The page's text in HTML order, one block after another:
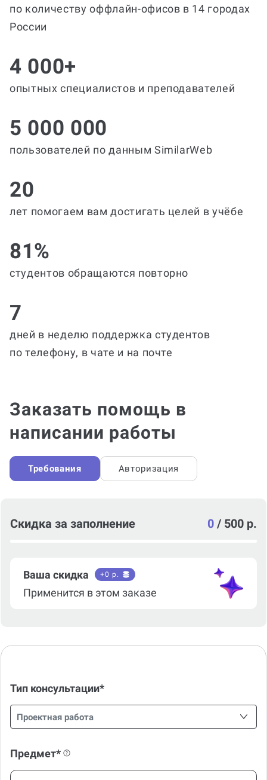
по количеству оффлайн-офисов в 14 городах
России
4 000+
опытных специалистов и преподавателей
5 000 000
пользователей по данным SimilarWeb
20
лет помогаем вам достигать целей в учёбе
81%
студентов обращаются повторно
7
дней в неделю поддержка студентов
по телефону, в чате и на почте
Заказать помощь в
написании работы
Требования Авторизация
Скидка за заполнение 0 / 500 р.
Ваша скидка +0 р.
Применится в этом заказе
Тип консультации*
Проектная работа
Предмет*